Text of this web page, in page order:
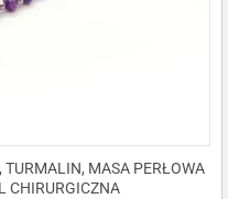
TURMALIN, MASA PERŁOWA
CHIRURGICZNA